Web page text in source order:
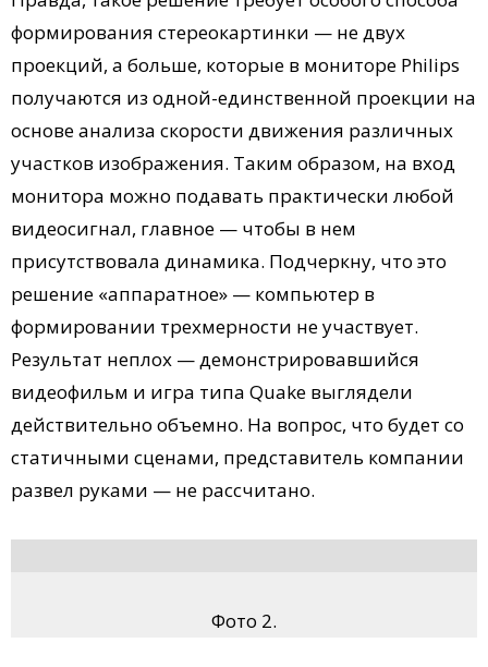
формирования стереокартинки — не двух
проекций, а больше, которые в мониторе Philips
получаются из одной-единственной проекции на
основе анализа скорости движения различных
участков изображения. Таким образом, на вход
монитора можно подавать практически любой
видеосигнал, главное — чтобы в нем
присутствовала динамика. Подчеркну, что это
решение «аппаратное» — компьютер в
формировании трехмерности не участвует.
Результат неплох — демонстрировавшийся
видеофильм и игра типа Quake выглядели
действительно объемно. На вопрос, что будет со
статичными сценами, представитель компании
развел руками — не рассчитано.
Фото 2.